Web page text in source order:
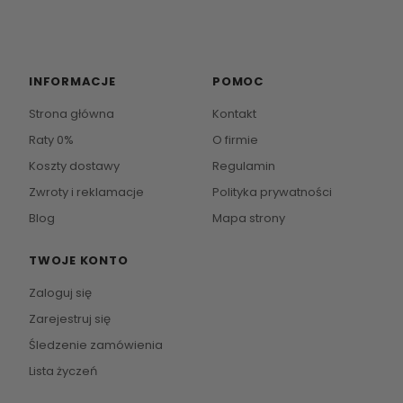
INFORMACJE
Strona główna
Raty 0%
Koszty dostawy
Zwroty i reklamacje
Blog
POMOC
Kontakt
O firmie
Regulamin
Polityka prywatności
Mapa strony
TWOJE KONTO
Zaloguj się
Zarejestruj się
Śledzenie zamówienia
Lista życzeń